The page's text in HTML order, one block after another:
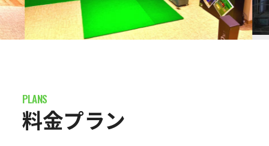
料金プラン